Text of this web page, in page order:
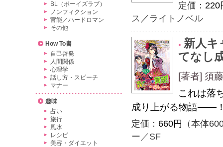
定価： 220
ス ／ ライトノベル
新人キ
てなし
[著者] 須
これは落
成り上がる物語――
定価： 660円
（本体
ー／SF
BL（ボーイズラブ）
ノンフィクション
官能／ハードロマン
その他
How To書
自己啓発
人間関係
心理学
話し方・スピーチ
マナー
趣味
占い
旅行
風水
レシピ
美容・ダイエット